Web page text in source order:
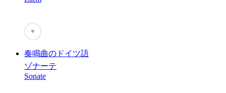
♥
奏鳴曲のドイツ語
ゾナーテ
Sonate